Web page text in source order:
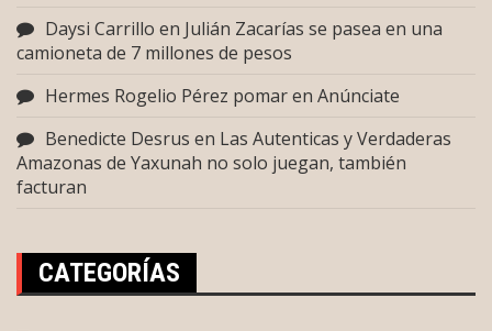
Daysi Carrillo en Julián Zacarías se pasea en una
camioneta de 7 millones de pesos
Hermes Rogelio Pérez pomaren Anúnciate
Benedicte Desrus en Las Autenticas y Verdaderas
Amazonas de Yaxunah no solo juegan, también
facturan
CATEGORÍAS